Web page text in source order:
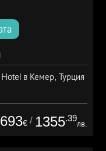
в Кемер, Турция
693€ / 1355.39
лв.